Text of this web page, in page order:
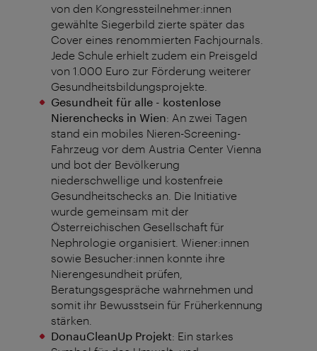
von den Kongressteilnehmer:innen
gewählte Siegerbild zierte später das
Cover eines renommierten Fachjournals.
Jede Schule erhielt zudem ein Preisgeld
von 1.000 Euro zur Förderung weiterer
Gesundheitsbildungsprojekte.
Gesundheit für alle - kostenlose
Nierenchecks in Wien: An zwei Tagen
stand ein mobiles Nieren-Screening-
Fahrzeug vor dem Austria Center Vienna
und bot der Bevölkerung
niederschwellige und kostenfreie
Gesundheitschecks an. Die Initiative
wurde gemeinsam mit der
Österreichischen Gesellschaft für
Nephrologie organisiert. Wiener:innen
sowie Besucher:innen konnte ihre
Nierengesundheit prüfen,
Beratungsgespräche wahrnehmen und
somit ihr Bewusstsein für Früherkennung
stärken.
DonauCleanUp Projekt: Ein starkes